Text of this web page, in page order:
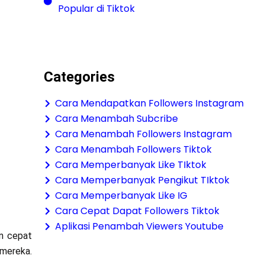
cepat
Popular di Tiktok
Categories
Cara Mendapatkan Followers Instagram
Cara Menambah Subcribe
Cara Menambah Followers Instagram
Cara Menambah Followers Tiktok
Cara Memperbanyak Like TIktok
Cara Memperbanyak Pengikut TIktok
Cara Memperbanyak Like IG
Cara Cepat Dapat Followers Tiktok
Aplikasi Penambah Viewers Youtube